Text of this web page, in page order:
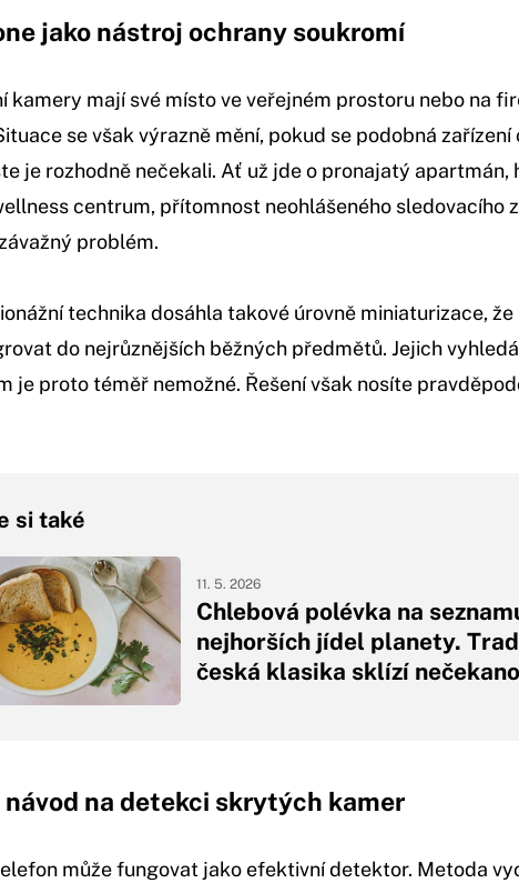
jako nástroj ochrany soukromí
kamery mají své místo ve veřejném prostoru nebo na
se však výrazně mění, pokud se podobná zařízení
je rozhodně nečekali. Ať už jde o pronajatý apartmán,
centrum, přítomnost neohlášeného sledovacího
problém.
technika dosáhla takové úrovně miniaturizace, že
do nejrůznějších běžných předmětů. Jejich
je proto téměř nemožné. Řešení však nosíte
si také
Chlebová polévka na
nejhorších jídel planety.
česká klasika sklízí
11. 5. 2026
na detekci skrytých kamer
může fungovat jako efektivní detektor. Metoda